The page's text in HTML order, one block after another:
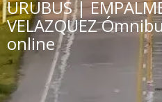
URUBUS |
VELAZQUEZ
online